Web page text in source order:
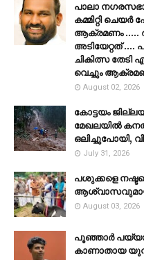
പാലാ
കമ്മിറ്റി
ആക്രമണം .....
അടിയേറ്റത്
ചികിത്സ തേടി
വെച്ചും
August 02, 2026
കോട്ടയം
മേഖലയില്‍
ഒലിച്ചുപോയി,
July 31, 2026
പശുക്കളെ
August 03, 2026
പൂഞ്ഞാര്‍
കാണാതായ